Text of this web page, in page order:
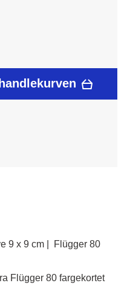
9 x 9 cm | Flügger 80
Flügger 80 fargekortet